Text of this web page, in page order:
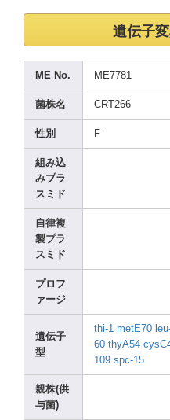
遺伝子
ME No. ME7781
菌株名 CRT266
性別 F-
組み込
みプラ
スミド
自律複
製プラ
スミド
プロフ
ァージ
遺伝子
型
thi-1 metE70
60 thyA54
109 spc-15
親株(供
与菌)